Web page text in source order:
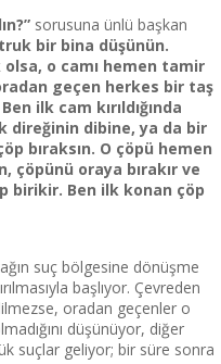
sorusuna ünlü başkan
bir bina düşünün.
olsa, o camı hemen tamir
geçen herkes bir taş
ilk cam kırıldığında
dibine, ya da bir
bıraksın. O çöpü hemen
çöpünü oraya bırakır ve
birikir. Ben ilk konan çöp
suç bölgesine dönüşme
başlıyor. Çevreden
oradan geçenler o
düşünüyor, diğer
suçlar geliyor; bir süre sonra